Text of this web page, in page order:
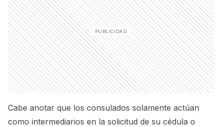
Cabe anotar que los consulados solamente actúan
como intermediarios en la solicitud de su cédula o